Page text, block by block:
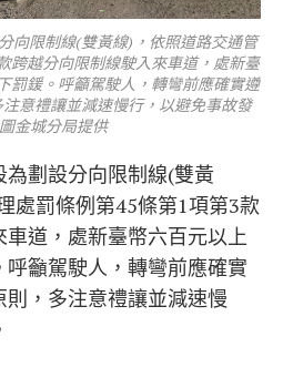
向限制線(雙黃線)，依照道路交通管
跨越分向限制線駛入來車道，處新臺
罰鍰。呼籲駕駛人，轉彎前應確實遵
意禮讓並減速慢行，以避免事故發
金城分局提供
劃設分向限制線(雙黃
處罰條例第45條第1項第3款
道，處新臺幣六百元以上
籲駕駛人，轉彎前應確實
，多注意禮讓並減速慢